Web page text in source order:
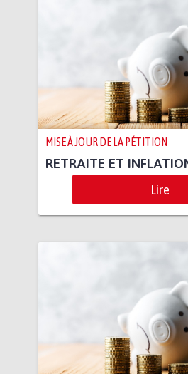
MISE À JOUR DE LA PÉTITION
RETRAITE ET
Lire